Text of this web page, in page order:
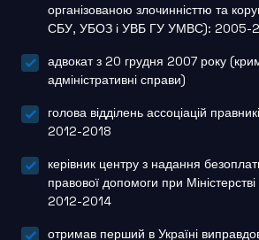
організованою злочинністтю та
СБУ, УБОЗ і УВБ ГУ УМВС): 2005-
адвокат з 20 грудня 2007 року
адміністративні справи)
голова відділень ассоціацій
2012-2018
керівник центру з надання
правової допомоги при Міністерстві
2012-2014
отримав перший в Україні